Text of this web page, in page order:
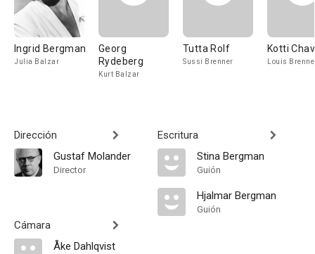
Ingrid Bergman
Julia Balzar
Georg
Rydeberg
Kurt Balzar
Tutta Rolf
Sussi Brenner
Kotti
Louis
Dirección
Gustaf Molander
Director
Cámara
Åke Dahlqvist
Escritura
Stina Bergman
Guión
Hjalmar Bergman
Guión